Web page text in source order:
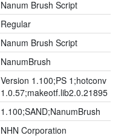
Nanum Brush Script
Regular
Nanum Brush Script
NanumBrush
Version 1.100;PS 1;hotconv
1.0.57;makeotf.lib2.0.21895
1.100;SAND;NanumBrush
NHN Corporation